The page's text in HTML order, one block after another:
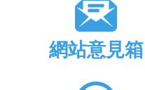
網站意見箱